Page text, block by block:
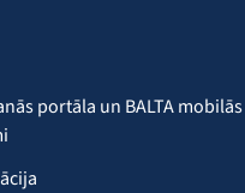
portāla un BALTA